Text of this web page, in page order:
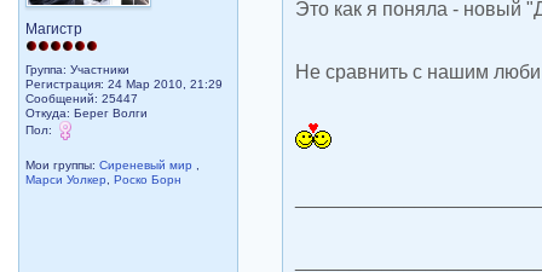
Магистр
Группа: Участники
Регистрация: 24 Мар 2010, 21:29
Сообщений: 25447
Откуда: Берег Волги
Пол:
Мои группы:Сиреневый мир
Марси Уолкер
,Роско Борн
Это как я поняла - новый
Не сравнить с нашим